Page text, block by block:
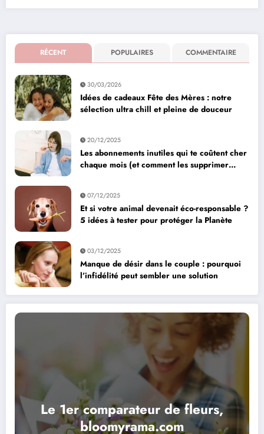
RÉCENT POPULAIRES COMMENTAIRE
30/03/2026
Idées de cadeaux Fête des Mères : notre
sélection ultra chill et pleine de douceur
20/12/2025
Les abonnements inutiles qui te coûtent cher
chaque mois (et comment les supprimer
07/12/2025
Et si votre animal devenait éco-responsable ?
5 idées à tester pour protéger la Planète
03/12/2025
Manque de désir dans le couple : pourquoi
l’infidélité peut sembler une solution
Le 1er comparateur de fleurs,
bloomyrama.com